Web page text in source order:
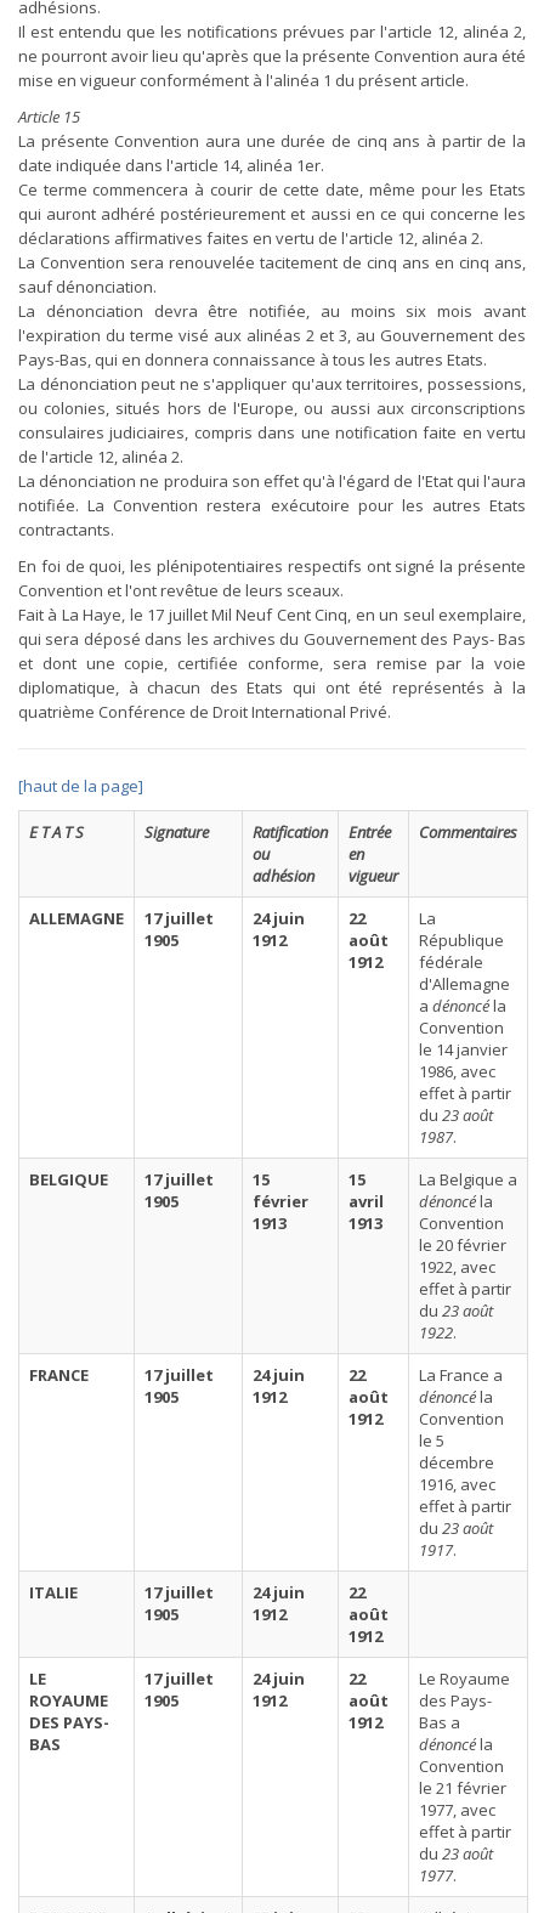
adhésions.
Il est entendu que les notifications prévues par l'article 12, alinéa 2,
ne pourront avoir lieu qu'après que la présente Convention aura été
mise en vigueur conformément à l'alinéa 1 du présent article.
Article 15
La présente Convention aura une durée de cinq ans à partir de la
date indiquée dans l'article 14, alinéa 1er.
Ce terme commencera à courir de cette date, même pour les Etats
qui auront adhéré postérieurement et aussi en ce qui concerne les
déclarations affirmatives faites en vertu de l'article 12, alinéa 2.
La Convention sera renouvelée tacitement de cinq ans en cinq ans,
sauf dénonciation.
La dénonciation devra être notifiée, au moins six mois avant
l'expiration du terme visé aux alinéas 2 et 3, au Gouvernement des
Pays-Bas, qui en donnera connaissance à tous les autres Etats.
La dénonciation peut ne s'appliquer qu'aux territoires, possessions,
ou colonies, situés hors de l'Europe, ou aussi aux circonscriptions
consulaires judiciaires, compris dans une notification faite en vertu
de l'article 12, alinéa 2.
La dénonciation ne produira son effet qu'à l'égard de l'Etat qui l'aura
notifiée. La Convention restera exécutoire pour les autres Etats
contractants.
En foi de quoi, les plénipotentiaires respectifs ont signé la présente
Convention et l'ont revêtue de leurs sceaux.
Fait à La Haye, le 17 juillet Mil Neuf Cent Cinq, en un seul exemplaire,
qui sera déposé dans les archives du Gouvernement des Pays- Bas
et dont une copie, certifiée conforme, sera remise par la voie
diplomatique, à chacun des Etats qui ont été représentés à la
quatrième Conférence de Droit International Privé.
[haut de la page]
E T A T S Signature
Ratification
ou
adhésion
Entrée
en
vigueur
Commentaires
ALLEMAGNE
17 juillet
1905
24 juin
1912
22
août
1912
La
République
fédérale
d'Allemagne
a dénoncéla
Convention
le 14 janvier
1986, avec
effet à partir
du 23 août
1987.
BELGIQUE
17 juillet
1905
15
février
1913
15
avril
1913
La Belgique a
dénoncéla
Convention
le 20 février
1922, avec
effet à partir
du 23 août
1922.
FRANCE
17 juillet
1905
24 juin
1912
22
août
1912
La France a
dénoncéla
Convention
le 5
décembre
1916, avec
effet à partir
du 23 août
1917.
ITALIE
17 juillet
1905
24 juin
1912
22
août
1912
LE
ROYAUME
DES PAYS-
BAS
17 juillet
1905
24 juin
1912
22
août
1912
Le Royaume
des Pays-
Bas a
dénoncéla
Convention
le 21 février
1977, avec
effet à partir
du 23 août
1977.